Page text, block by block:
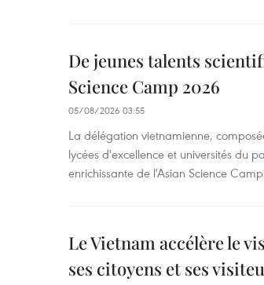
De jeunes talents
Science Camp 2026
05/08/2026 03:55
La délégation vietnamienne,
lycées d'excellence et universités du
enrichissante de l'Asian Science
Le Vietnam accélère le
ses citoyens et ses